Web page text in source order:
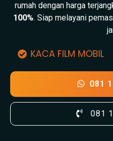
rumah dengan harga
100%. Siap melayani
KACA FILM MOBIL
081
081